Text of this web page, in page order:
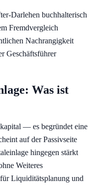
Darlehen buchhalterisch
Fremdvergleich
Nachrangigkeit
Geschäftsführer
Was ist
— es begründet eine
auf der Passivseite
hingegen stärkt
Weiteres
Liquiditätsplanung und